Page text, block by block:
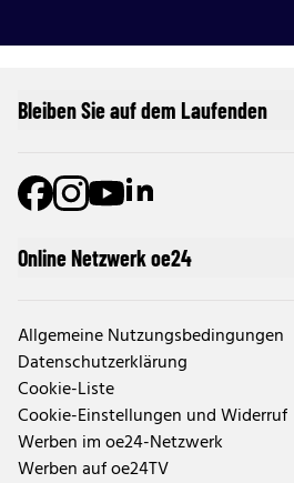
Online Netzwerk oe24
Allgemeine Nutzungsbedingungen
Datenschutzerklärung
Cookie-Liste
Cookie-Einstellungen und Widerruf
Werben im oe24-Netzwerk
Werben auf oe24TV
Bleiben Sie auf dem Laufenden